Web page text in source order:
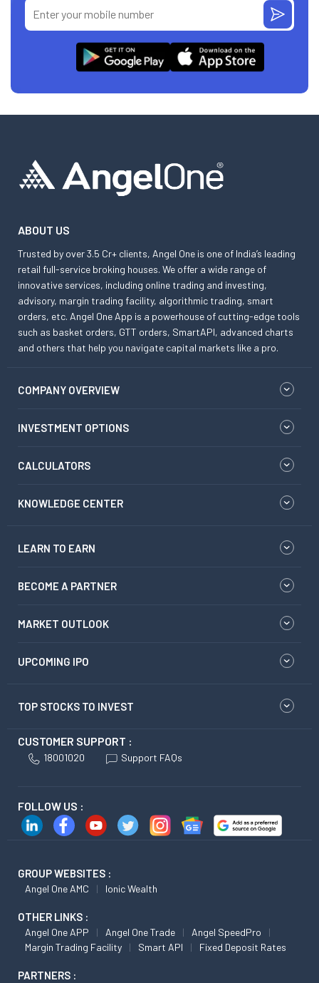
ABOUT US
Trusted by over 3.5 Cr+ clients, Angel One is one of India’s leading
retail full-service broking houses. We offer a wide range of
innovative services, including online trading and investing,
advisory, margin trading facility, algorithmic trading, smart
orders, etc. Angel One App is a powerhouse of cutting-edge tools
such as basket orders, GTT orders, SmartAPI, advanced charts
and others that help you navigate capital markets like a pro.
COMPANY OVERVIEW
INVESTMENT OPTIONS
CALCULATORS
KNOWLEDGE CENTER
LEARN TO EARN
BECOME A PARTNER
MARKET OUTLOOK
UPCOMING IPO
TOP STOCKS TO INVEST
CUSTOMER SUPPORT :
18001020 Support FAQs
FOLLOW US :
GROUP WEBSITES :
Angel One AMC Ionic Wealth
OTHER LINKS :
Angel One APP Angel One Trade
Angel SpeedPro
Margin Trading Facility
Smart API Fixed Deposit Rates
PARTNERS :